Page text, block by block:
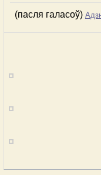
(пасля галасоў)